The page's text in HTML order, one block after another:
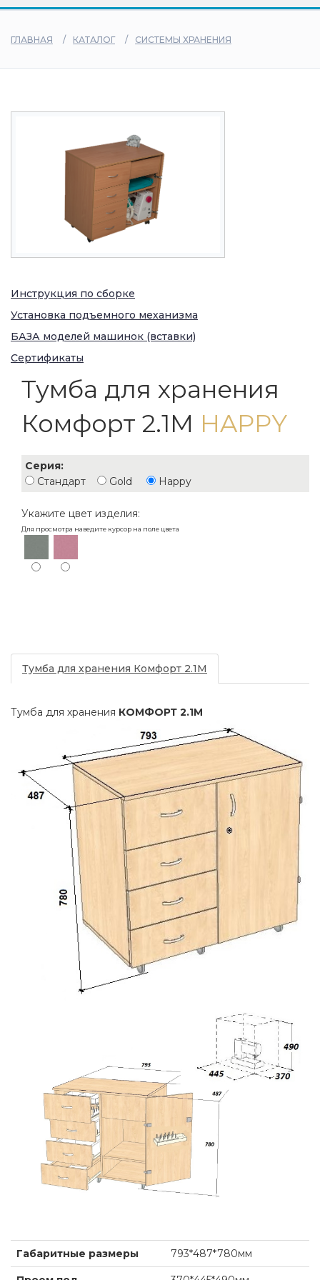
дилеры
ГЛАВНАЯ КАТАЛОГ СИСТЕМЫ ХРАНЕНИЯ
Инструкция по сборке
Установка подъемного механизма
БАЗА моделей машинок (вставки)
Сертификаты
Тумба для хранения
Комфорт 2.1M HAPPY
Серия:
Стандарт
Gold Happy
Укажите цвет изделия:
Для просмотра наведите курсор на поле цвета
Тумба для хранения Комфорт 2.1M
Тумба для хранения КОМФОРТ 2.1M
Габаритные размеры 793*487*780мм